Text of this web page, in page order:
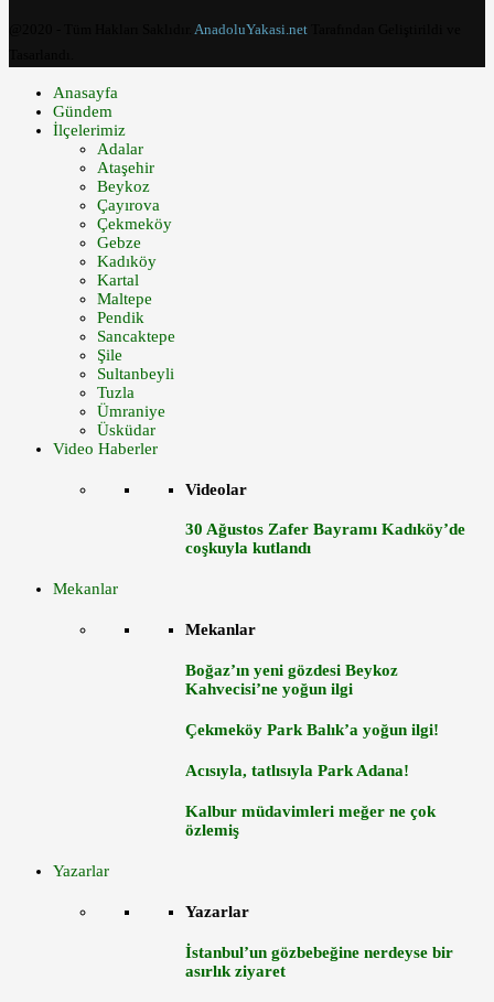
AnadoluYakasi.net
Anasayfa
Gündem
İlçelerimiz
Adalar
Ataşehir
Beykoz
Çayırova
Çekmeköy
Gebze
Kadıköy
Kartal
Maltepe
Pendik
Sancaktepe
Şile
Sultanbeyli
Tuzla
Ümraniye
Üsküdar
Video Haberler
Videolar
30 Ağustos Zafer Bayramı Kadıköy’de
coşkuyla kutlandı
Mekanlar
Mekanlar
Boğaz’ın yeni gözdesi Beykoz
Kahvecisi’ne yoğun ilgi
Çekmeköy Park Balık’a yoğun ilgi!
Acısıyla, tatlısıyla Park Adana!
Kalbur müdavimleri meğer ne çok
özlemiş
Yazarlar
Yazarlar
İstanbul’un gözbebeğine nerdeyse bir
asırlık ziyaret